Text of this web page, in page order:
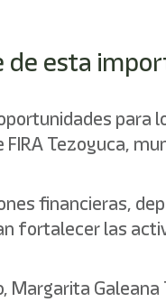
de esta
para
Tezoyuca,
financieras,
fortalecer las
Margarita